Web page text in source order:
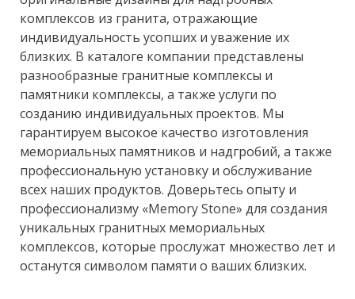
комплексов из гранита, отражающие
индивидуальность усопших и уважение их
близких. В каталоге компании представлены
разнообразные гранитные комплексы и
памятники комплексы, а также услуги по
созданию индивидуальных проектов. Мы
гарантируем высокое качество изготовления
мемориальных памятников и надгробий, а также
профессиональную установку и обслуживание
всех наших продуктов. Доверьтесь опыту и
профессионализму «Memory Stone» для создания
уникальных гранитных мемориальных
комплексов, которые прослужат множество лет и
останутся символом памяти о ваших близких.